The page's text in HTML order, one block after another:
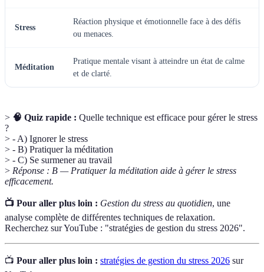
Stress
Réaction physique et émotionnelle face à des défis
ou menaces.
Méditation
Pratique mentale visant à atteindre un état de calme
et de clarté.
> 🧠 Quiz rapide : Quelle technique est efficace pour gérer le stress
?
> - A) Ignorer le stress
> - B) Pratiquer la méditation
> - C) Se surmener au travail
> Réponse : B — Pratiquer la méditation aide à gérer le stress
efficacement.
📺 Pour aller plus loin : Gestion du stress au quotidien, une
analyse complète de différentes techniques de relaxation.
Recherchez sur YouTube : "stratégies de gestion du stress 2026".
📺 Pour aller plus loin : stratégies de gestion du stress 2026 sur